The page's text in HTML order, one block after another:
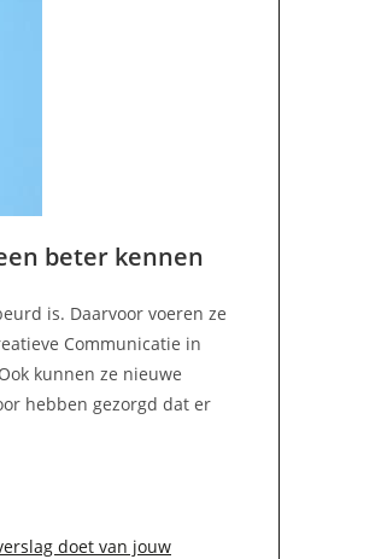
beter kennen
is. Daarvoor voeren ze
Communicatie in
kunnen ze nieuwe
hebben gezorgd dat er
doet van jouw